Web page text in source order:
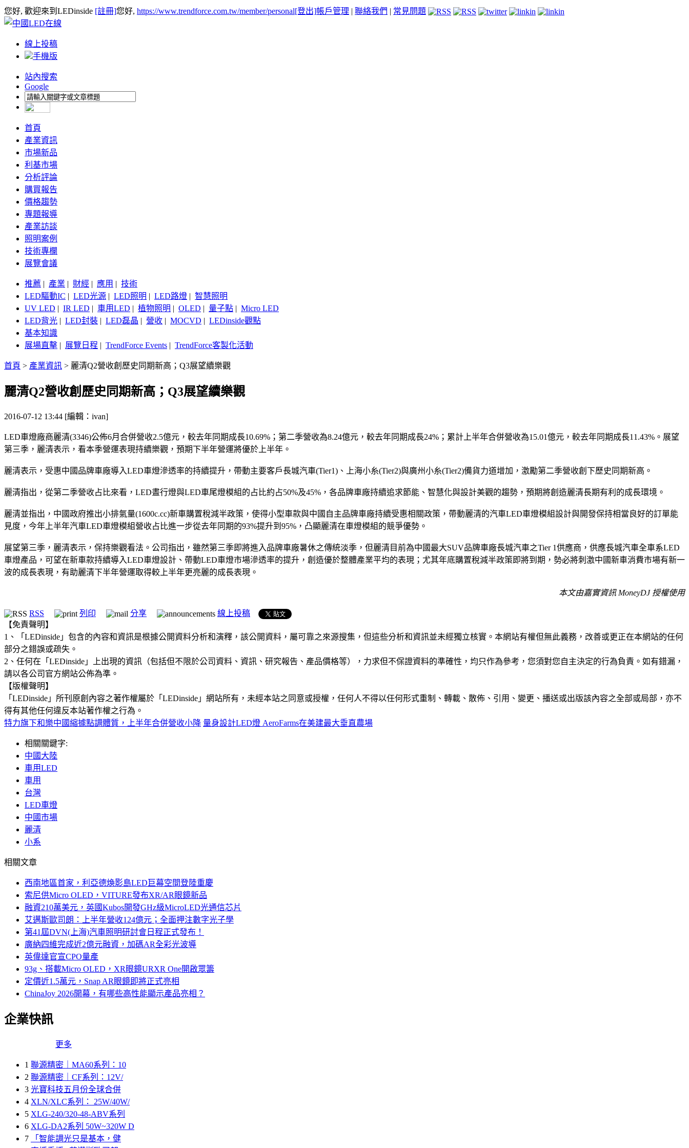
您好, 歡迎來到LEDinside [註冊]您好, https://www.trendforce.com.tw/member/personal[登出]帳戶管理 | 聯絡我們 | 常見問題
線上投稿
手機版
站內搜索
Google
首頁
產業資訊
市場新品
利基市場
分析評論
購買報告
價格趨勢
專題報導
產業訪談
照明案例
技術專欄
展覽會議
推薦 | 產業 | 財經 | 應用 | 技術
LED驅動IC | LED光源 | LED照明 | LED路燈 | 智慧照明
UV LED | IR LED | 車用LED | 植物照明 | OLED | 量子點 | Micro LED
LED背光 | LED封裝 | LED磊晶 | 營收 | MOCVD | LEDinside觀點
基本知識
展場直擊 | 展覽日程 | TrendForce Events | TrendForce客製化活動
首頁 > 產業資訊 > 麗清Q2營收創歷史同期新高；Q3展望續樂觀
麗清Q2營收創歷史同期新高；Q3展望續樂觀
2016-07-12 13:44 [編輯：ivan]
LED車燈廠商麗清(3346)公佈6月合併營收2.5億元，較去年同期成長10.69%；第二季營收為8.24億元，較去年同期成長24%；累計上半年合併營收為15.01億元，較去年同期成長11.43%。展望
第三季，麗清表示，看本季營運表現持續樂觀，預期下半年營運將優於上半年。
麗清表示，受惠中國品牌車廠導入LED車燈滲透率的持續提升，帶動主要客戶長城汽車(Tier1)、上海小糸(Tier2)與廣州小糸(Tier2)備貨力道增加，激勵第二季營收創下歷史同期新高。
麗清指出，從第二季營收占比來看，LED晝行燈與LED車尾燈模組的占比約占50%及45%，各品牌車廠持續追求節能、智慧化與設計美觀的趨勢，預期將創造麗清長期有利的成長環境。
麗清並指出，中國政府推出小排氣量(1600c.cc)新車購置稅減半政策，使得小型車款與中國自主品牌車廠持續受惠相關政策，帶動麗清的汽車LED車燈模組設計與開發保持相當良好的訂單能
見度，今年上半年汽車LED車燈模組營收占比進一步從去年同期的93%提升到95%，凸顯麗清在車燈模組的競爭優勢。
展望第三季，麗清表示，保持樂觀看法。公司指出，雖然第三季即將進入品牌車廠暑休之傳統淡季，但麗清目前為中國最大SUV品牌車廠長城汽車之Tier 1供應商，供應長城汽車全車系LED
車燈產品，可望在新車款持續導入LED車燈設計、帶動LED車燈市場滲透率的提升，創造優於整體產業平均的表現；尤其年底購置稅減半政策即將到期，勢必將刺激中國新車消費市場有新一
波的成長表現，有助麗清下半年營運取得較上半年更亮麗的成長表現。
本文由嘉實資訊 MoneyDJ 授權使用
RSS 列印 分享
線上投稿
【免責聲明】
1、「LEDinside」包含的內容和資訊是根據公開資料分析和演釋，該公開資料，屬可靠之來源搜集，但這些分析和資訊並未經獨立核實。本網站有權但無此義務，改善或更正在本網站的任何
部分之錯誤或疏失。
2、任何在「LEDinside」上出現的資訊（包括但不限於公司資料、資訊、研究報告、產品價格等），力求但不保證資料的準確性，均只作為參考，您須對您自主決定的行為負責。如有錯漏，
請以各公司官方網站公佈為準。
【版權聲明】
「LEDinside」所刊原創內容之著作權屬於「LEDinside」網站所有，未經本站之同意或授權，任何人不得以任何形式重制、轉載、散佈、引用、變更、播送或出版該內容之全部或局部，亦不
得有其他任何違反本站著作權之行為。
特力旗下和樂中國縮據點調體質，上半年合併營收小降 量身設計LED燈 AeroFarms在美建最大垂直農場
相關關鍵字:
中國大陸
車用LED
車用
台灣
LED車燈
中國市場
麗清
小系
相關文章
西南地區首家，利亞德煥影島LED巨幕空間登陸重慶
索尼供Micro OLED，VITURE發布XR/AR眼鏡新品
融資210萬美元，英國Kubos開發GHz級MicroLED光通信芯片
艾邁斯歐司朗：上半年營收124億元；全面押注數字光子學
第41屆DVN(上海)汽車照明研討會日程正式發布！
廣納四維完成近2億元融資，加碼AR全彩光波導
英偉達官宣CPO量產
93g、搭載Micro OLED，XR眼鏡URXR One開啟眾籌
定價近1.5萬元，Snap AR眼鏡即將正式亮相
ChinaJoy 2026開幕，有哪些高性能顯示產品亮相？
企業快訊
更多
1 聯源精密｜MA60系列：10
2 聯源精密｜CF系列：12V/
3 光寶科技五月份全球合併
4 XLN/XLC系列： 25W/40W/
5 XLG-240/320-48-ABV系列
6 XLG-DA2系列 50W~320W D
7
「智能調光只是基本，健